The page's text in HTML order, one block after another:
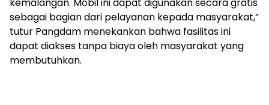
sebagai bagian dari pelayanan kepada masyarakat,”
tutur Pangdam menekankan bahwa fasilitas ini
dapat diakses tanpa biaya oleh masyarakat yang
membutuhkan.